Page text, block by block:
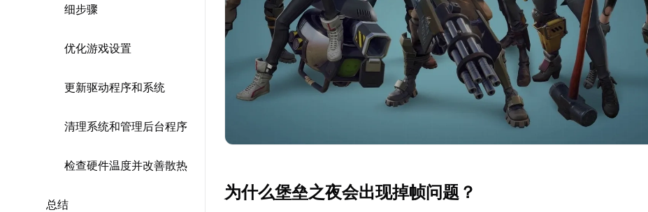
细步骤
优化游戏设置
更新驱动程序和系统
清理系统和管理后台程序
检查硬件温度并改善散热
总结
为什么堡垒之夜会出现掉帧问题？